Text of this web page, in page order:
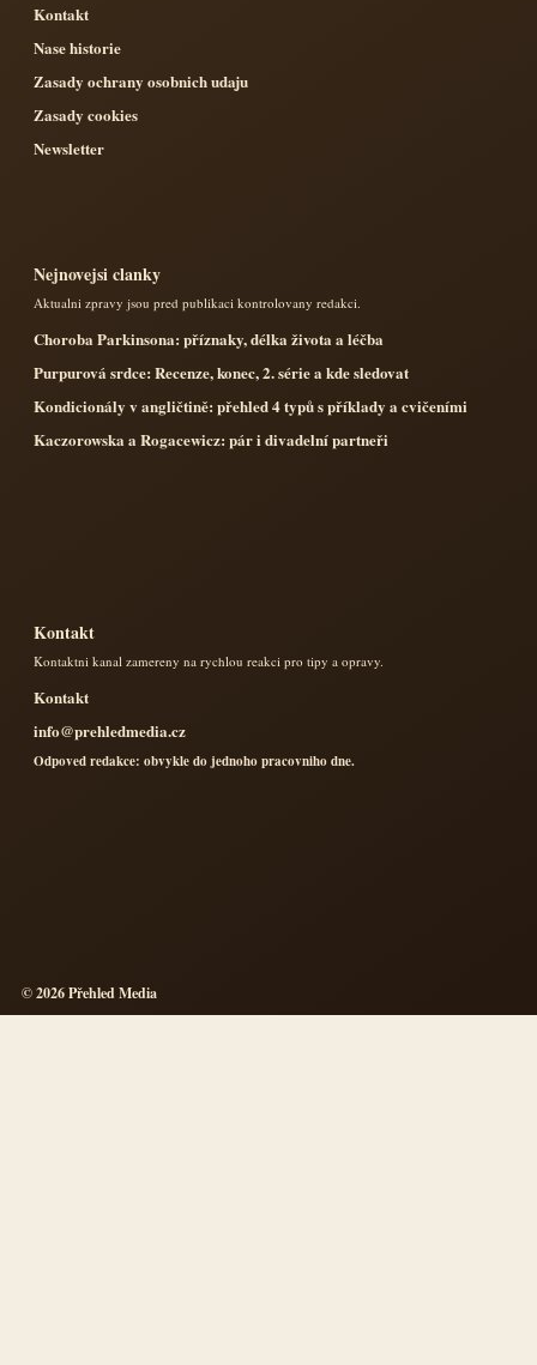
Kontakt
Nase historie
Zasady ochrany osobnich udaju
Zasady cookies
Newsletter
Nejnovejsi clanky
Aktualni zpravy jsou pred publikaci kontrolovany redakci.
Choroba Parkinsona: příznaky, délka života a léčba
Purpurová srdce: Recenze, konec, 2. série a kde sledovat
Kondicionály v angličtině: přehled 4 typů s příklady a cvičeními
Kaczorowska a Rogacewicz: pár i divadelní partneři
Kontakt
Kontaktni kanal zamereny na rychlou reakci pro tipy a opravy.
Kontakt
info@prehledmedia.cz
Odpoved redakce: obvykle do jednoho pracovniho dne.
© 2026 Přehled Media